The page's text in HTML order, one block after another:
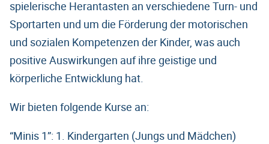
spielerische Herantasten an verschiedene Turn- und
Sportarten und um die Förderung der motorischen
und sozialen Kompetenzen der Kinder, was auch
positive Auswirkungen auf ihre geistige und
körperliche Entwicklung hat.
Wir bieten folgende Kurse an:
“Minis 1”: 1. Kindergarten (Jungs und Mädchen)